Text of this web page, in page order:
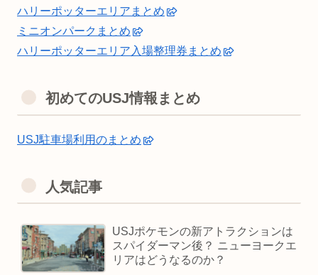
ハリーポッターエリアまとめ
ミニオンパークまとめ
ハリーポッターエリア入場整理券まとめ
初めてのUSJ情報まとめ
USJ駐車場利用のまとめ
人気記事
USJポケモンの新アトラクションは
スパイダーマン後？ ニューヨークエ
リアはどうなるのか？